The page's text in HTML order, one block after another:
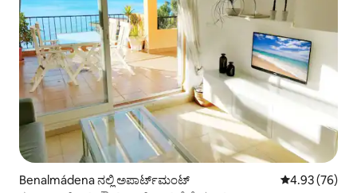
Benalmádena ನಲ್ಲಿ ಅಪಾರ್ಟ್‌ಮಂಟ್ 5 ರಲ್ಲಿ 4.93
4.93 (76)